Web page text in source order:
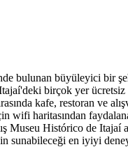
bulunan büyüleyici bir
birçok yer ücretsiz
kafe, restoran ve
wifi haritasından
Museu Histórico de
sunabileceği en iyiyi